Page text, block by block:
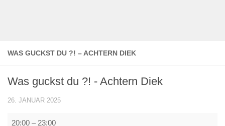
WAS GUCKST DU ?! – ACHTERN DIEK
Was guckst du ?! - Achtern Diek
26. JANUAR 2025
Was
20:00 – 23:00